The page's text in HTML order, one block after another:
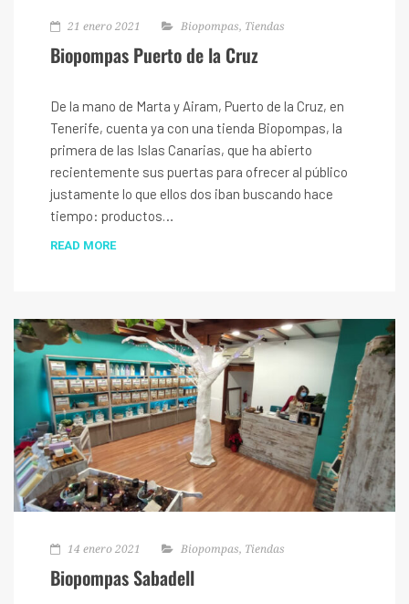
21 enero 2021 Biopompas, Tiendas
Biopompas Puerto de la Cruz
De la mano de Marta y Airam, Puerto de la Cruz, en
Tenerife, cuenta ya con una tienda Biopompas, la
primera de las Islas Canarias, que ha abierto
recientemente sus puertas para ofrecer al público
justamente lo que ellos dos iban buscando hace
tiempo: productos…
READ MORE
14 enero 2021 Biopompas, Tiendas
Biopompas Sabadell